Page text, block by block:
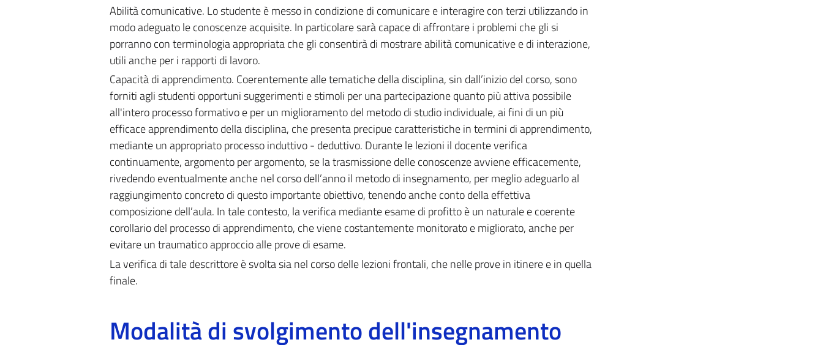
Abilità comunicative. Lo studente è messo in condizione di comunicare e interagire con terzi utilizzando in
modo adeguato le conoscenze acquisite. In particolare sarà capace di affrontare i problemi che gli si
porranno con terminologia appropriata che gli consentirà di mostrare abilità comunicative e di interazione,
utili anche per i rapporti di lavoro.
Capacità di apprendimento. Coerentemente alle tematiche della disciplina, sin dall’inizio del corso, sono
forniti agli studenti opportuni suggerimenti e stimoli per una partecipazione quanto più attiva possibile
all'intero processo formativo e per un miglioramento del metodo di studio individuale, ai fini di un più
efficace apprendimento della disciplina, che presenta precipue caratteristiche in termini di apprendimento,
mediante un appropriato processo induttivo - deduttivo. Durante le lezioni il docente verifica
continuamente, argomento per argomento, se la trasmissione delle conoscenze avviene efficacemente,
rivedendo eventualmente anche nel corso dell’anno il metodo di insegnamento, per meglio adeguarlo al
raggiungimento concreto di questo importante obiettivo, tenendo anche conto della effettiva
composizione dell’aula. In tale contesto, la verifica mediante esame di profitto è un naturale e coerente
corollario del processo di apprendimento, che viene costantemente monitorato e migliorato, anche per
evitare un traumatico approccio alle prove di esame.
La verifica di tale descrittore è svolta sia nel corso delle lezioni frontali, che nelle prove in itinere e in quella
finale.
Modalità di svolgimento dell'insegnamento